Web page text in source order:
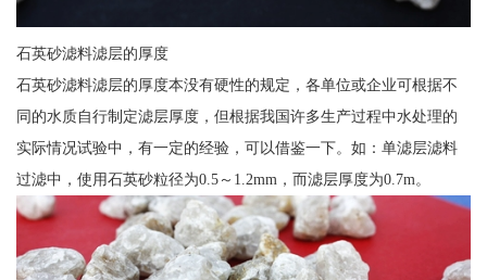
石英砂滤料滤层的厚度
石英砂滤料滤层的厚度本没有硬性的规定，各单位或企业可根据不
同的水质自行制定滤层厚度，但根据我国许多生产过程中水处理的
实际情况试验中，有一定的经验，可以借鉴一下。如：单滤层滤料
过滤中，使用石英砂粒径为0.5～1.2mm，而滤层厚度为0.7m。